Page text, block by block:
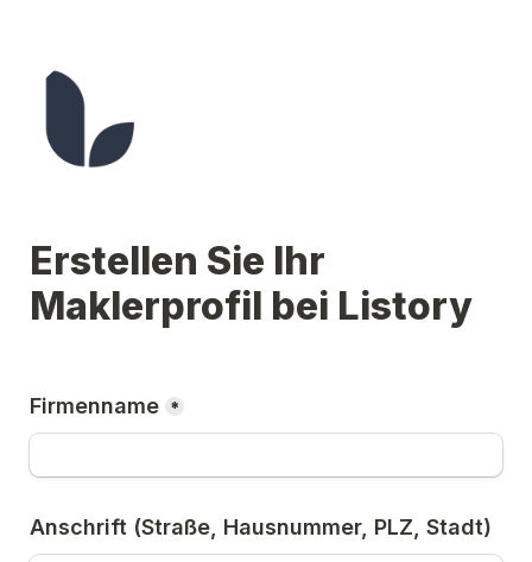
Erstellen Sie Ihr
Maklerprofil bei Listory
Firmenname *
Anschrift (Straße, Hausnummer, PLZ, Stadt)